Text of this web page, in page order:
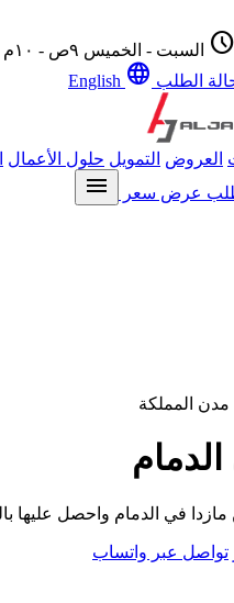
schedule السبت - الخميس ٩ص - ١٠م
الطلب language
العروض التمويل حلول الأعمال
عرض سعر menu
المملكة
في الدمام واحصل عليها
تواصل عبر واتساب